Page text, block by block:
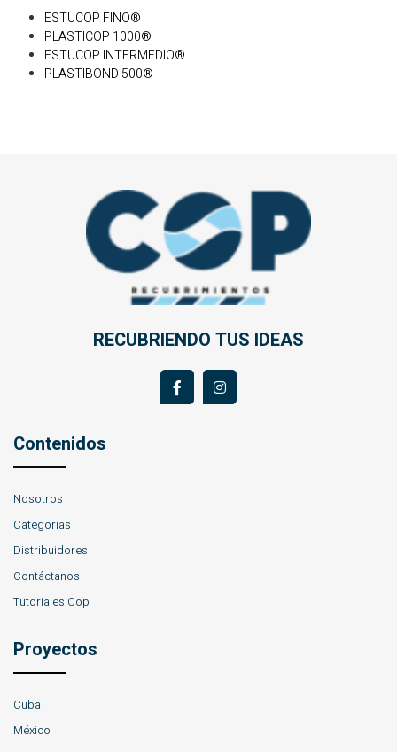
ESTUCOP FINO®
PLASTICOP 1000®
ESTUCOP INTERMEDIO®
PLASTIBOND 500®
RECUBRIENDO TUS IDEAS
Contenidos
Nosotros
Categorias
Distribuidores
Contáctanos
Tutoriales Cop
Proyectos
Cuba
México